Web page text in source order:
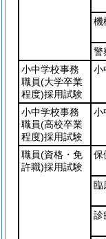
機
警
小中学校事務
職員(大学卒業
程度)採用試験
小
小中学校事務
職員(高校卒業
程度)採用試験
小
職員(資格・免
許職)採用試験
保
臨
診